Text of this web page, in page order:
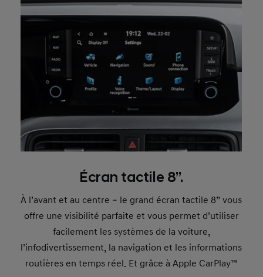
Écran tactile 8’’.
À l’avant et au centre – le grand écran tactile 8” vous
offre une visibilité parfaite et vous permet d’utiliser
facilement les systèmes de la voiture,
l’infodivertissement, la navigation et les informations
routières en temps réel. Et grâce à Apple CarPlay™